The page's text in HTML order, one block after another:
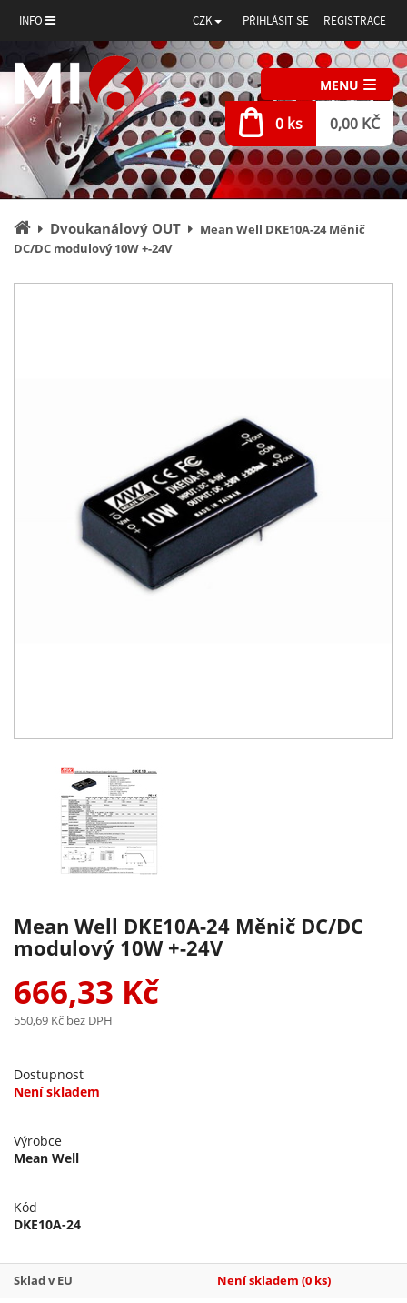
INFO CZK PŘIHLÁSIT SE REGISTRACE
MENU
0 ks 0,00 KČ
Úvodní
stránka
Dvoukanálový OUT
Mean Well DKE10A-24 Měnič
DC/DC modulový 10W +-24V
Mean Well DKE10A-24 Měnič DC/DC
modulový 10W +-24V
666,33 Kč
550,69 Kč bez DPH
Dostupnost
Není skladem
Výrobce
Mean Well
Kód
DKE10A-24
Sklad v EU Není skladem (0 ks)